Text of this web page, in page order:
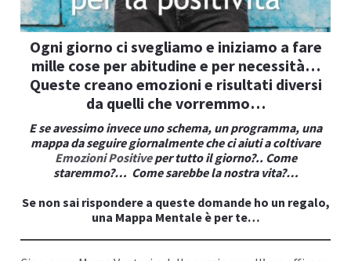
Ogni giorno ci svegliamo e iniziamo a fare
mille cose per abitudine e per necessità…
Queste creano emozioni e risultati diversi
da quelli che vorremmo…
E se avessimo invece uno schema, un programma, una
mappa da seguire giornalmente che ci aiuti a coltivare
Emozioni Positiveper tutto il giorno?.. Come
staremmo?… Come sarebbe la nostra vita?…
Se non sai rispondere a queste domande ho un regalo,
una Mappa Mentale è per te…